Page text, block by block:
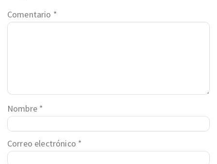
Comentario *
Nombre *
Correo electrónico *